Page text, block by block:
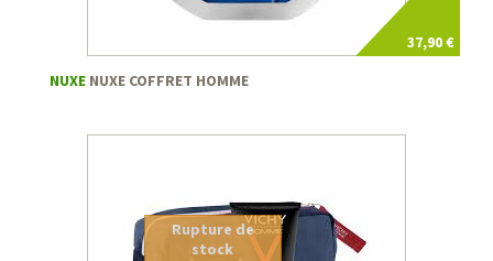
37,90 €
NUXE NUXE COFFRET HOMME
Rupture de
stock